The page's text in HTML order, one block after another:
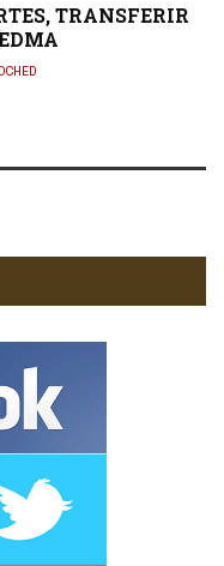
TRANSFERIR